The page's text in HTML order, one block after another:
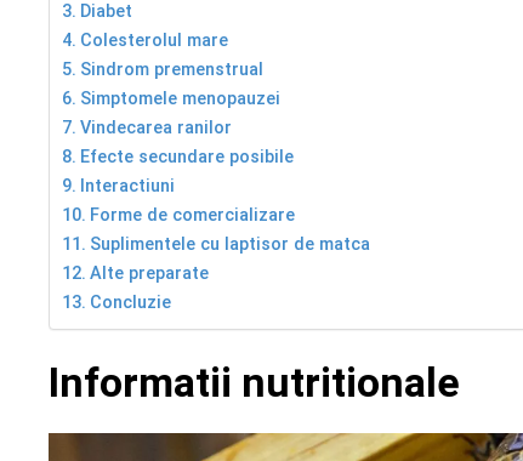
Diabet
Colesterolul mare
Sindrom premenstrual
Simptomele menopauzei
Vindecarea ranilor
Efecte secundare posibile
Interactiuni
Forme de comercializare
Suplimentele cu laptisor de matca
Alte preparate
Concluzie
Informatii nutritionale